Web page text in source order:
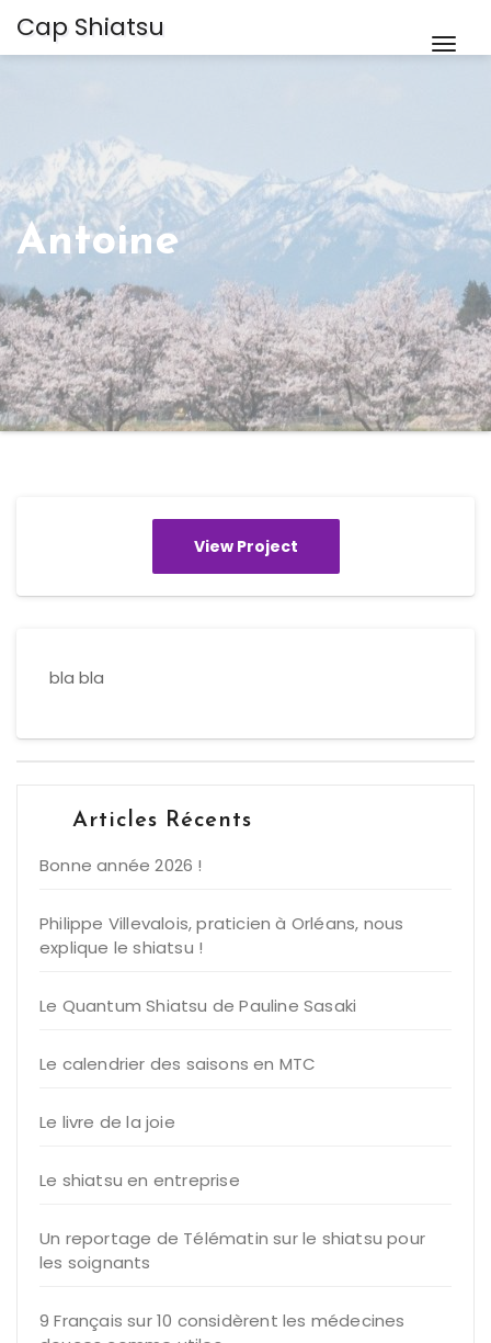
Cap Shiatsu
Antoine
View Project
bla bla
Articles Récents
Bonne année 2026 !
Philippe Villevalois, praticien à Orléans, nous
explique le shiatsu !
Le Quantum Shiatsu de Pauline Sasaki
Le calendrier des saisons en MTC
Le livre de la joie
Le shiatsu en entreprise
Un reportage de Télématin sur le shiatsu pour
les soignants
9 Français sur 10 considèrent les médecines